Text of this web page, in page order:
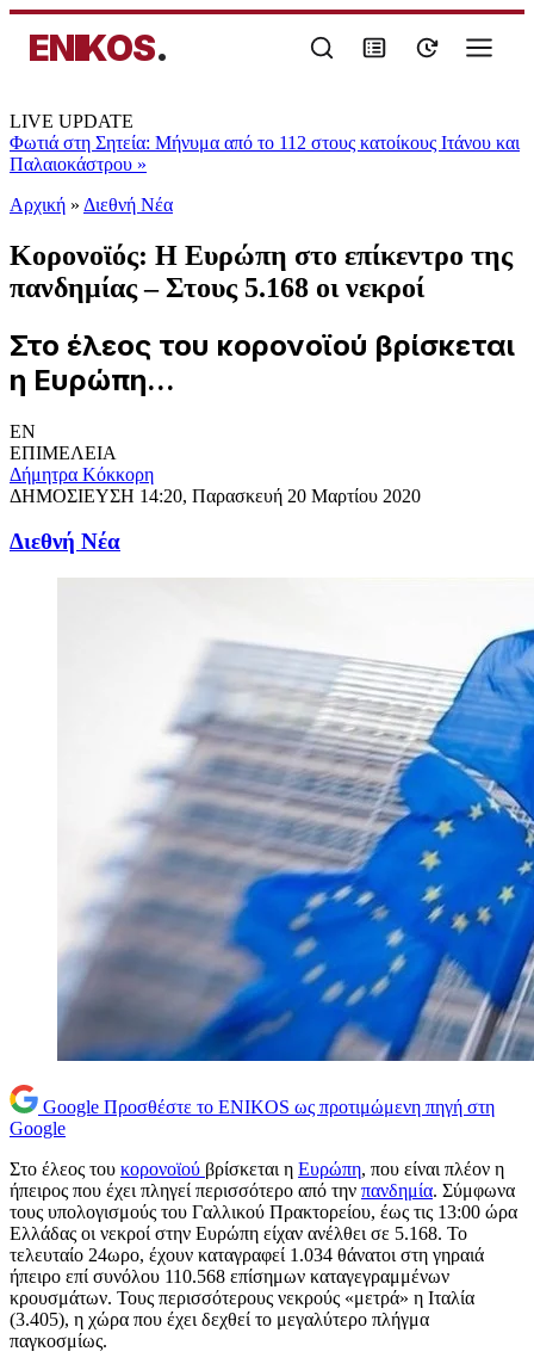
ENIKOS.
LIVE UPDATE
Φωτιά στη Σητεία: Μήνυμα από το 112 στους κατοίκους Ιτάνου και
Παλαιοκάστρου »
Αρχική » Διεθνή Νέα
Κορονοϊός: Η Ευρώπη στο επίκεντρο της
πανδημίας – Στους 5.168 οι νεκροί
Στο έλεος του κορονοϊού βρίσκεται
η Ευρώπη...
EN
ΕΠΙΜΕΛΕΙΑ
Δήμητρα Κόκκορη
ΔΗΜΟΣΙΕΥΣΗ 14:20, Παρασκευή 20 Μαρτίου 2020
Διεθνή Νέα
Google Προσθέστε το ENIKOS ως προτιμώμενη πηγή στη
Google
Στο έλεος του κορονοϊού βρίσκεται η Ευρώπη, που είναι πλέον η
ήπειρος που έχει πληγεί περισσότερο από την πανδημία. Σύμφωνα
τους υπολογισμούς του Γαλλικού Πρακτορείου, έως τις 13:00 ώρα
Ελλάδας οι νεκροί στην Ευρώπη είχαν ανέλθει σε 5.168. Το
τελευταίο 24ωρο, έχουν καταγραφεί 1.034 θάνατοι στη γηραιά
ήπειρο επί συνόλου 110.568 επίσημων καταγεγραμμένων
κρουσμάτων. Τους περισσότερους νεκρούς «μετρά» η Ιταλία
(3.405), η χώρα που έχει δεχθεί το μεγαλύτερο πλήγμα
παγκοσμίως.